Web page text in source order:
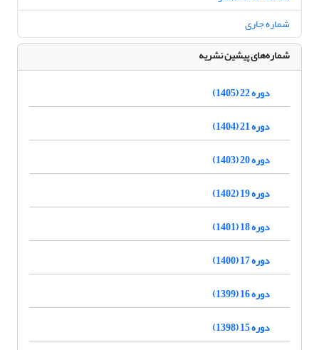
شماره جاری
شماره‌های پیشین نشریه
دوره 22 (1405)
دوره 21 (1404)
دوره 20 (1403)
دوره 19 (1402)
دوره 18 (1401)
دوره 17 (1400)
دوره 16 (1399)
دوره 15 (1398)